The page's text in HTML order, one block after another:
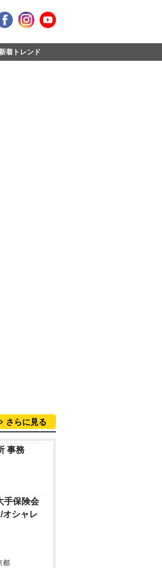
着トレンド
さらに見る
事務
手保険会
オシャレ
都